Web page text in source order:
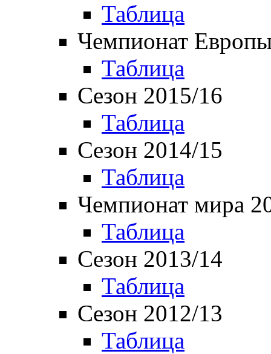
Таблица
Чемпионат
Таблица
Сезон 2015/16
Таблица
Сезон 2014/15
Таблица
Чемпионат мира
Таблица
Сезон 2013/14
Таблица
Сезон 2012/13
Таблица